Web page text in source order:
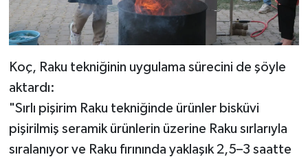
Koç, Raku tekniğinin uygulama sürecini de şöyle
aktardı:
"Sırlı pişirim Raku tekniğinde ürünler bisküvi
pişirilmiş seramik ürünlerin üzerine Raku sırlarıyla
sıralanıyor ve Raku fırınında yaklaşık 2,5–3 saatte